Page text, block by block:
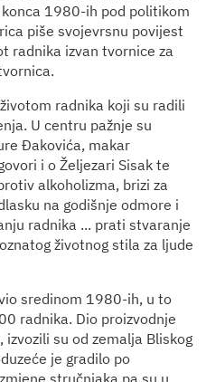
1980-ih pod politikom
piše svojevrsnu povijest
radnika izvan tvornice za
radnika koji su radili
U centru pažnje su
Đakovića, makar
i o Željezari Sisak te
alkoholizma, brizi za
na godišnje odmore i
radnika ... prati stvaranje
životnog stila za ljude
sredinom 1980-ih, u to
radnika. Dio proizvodnje
su od zemalja Bliskog
je gradilo po
stručnjaka pa su u